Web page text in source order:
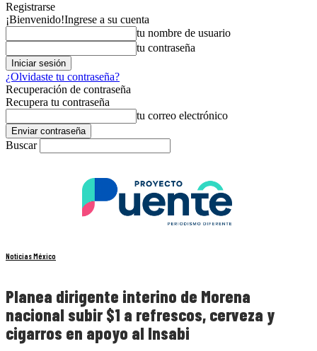
Registrarse
¡Bienvenido!Ingrese a su cuenta
tu nombre de usuario
tu contraseña
¿Olvidaste tu contraseña?
Recuperación de contraseña
Recupera tu contraseña
tu correo electrónico
Buscar
Noticias México
Planea dirigente interino de Morena
nacional subir $1 a refrescos, cerveza y
cigarros en apoyo al Insabi